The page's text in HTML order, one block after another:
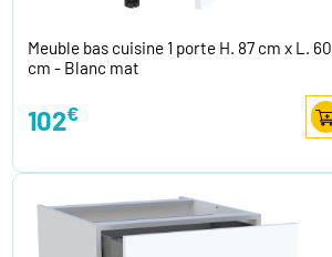
Meuble bas cuisine 1 porte H. 87 cm x L. 60
cm - Blanc mat
102€